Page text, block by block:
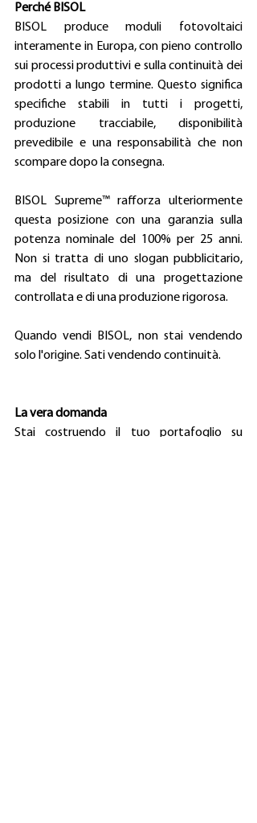
Perché BISOL
BISOL produce moduli fotovoltaici
interamente in Europa, con pieno controllo
sui processi produttivi e sulla continuità dei
prodotti a lungo termine. Questo significa
specifiche stabili in tutti i progetti,
produzione tracciabile, disponibilità
prevedibile e una responsabilità che non
scompare dopo la consegna.
BISOL Supreme™ rafforza ulteriormente
questa posizione con una garanzia sulla
potenza nominale del 100% per 25 anni.
Non si tratta di uno slogan pubblicitario,
ma del risultato di una progettazione
controllata e di una produzione rigorosa.
Quando vendi BISOL, non stai vendendo
solo l'origine. Sati vendendo continuità.
La vera domanda
Stai costruendo il tuo portafoglio su